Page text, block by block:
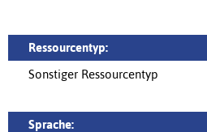
Ressourcentyp:
Sonstiger Ressourcentyp
Sprache: